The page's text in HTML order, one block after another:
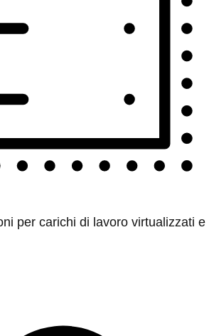
per carichi di lavoro virtualizzati e